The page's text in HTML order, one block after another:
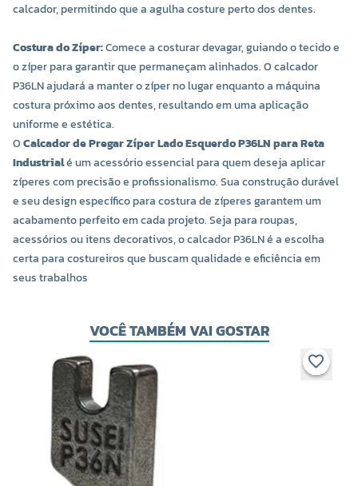
calcador, permitindo que a agulha costure perto dos dentes.
Costura do Zíper:Comece a costurar devagar, guiando o tecido e
o zíper para garantir que permaneçam alinhados. O calcador
P36LN ajudará a manter o zíper no lugar enquanto a máquina
costura próximo aos dentes, resultando em uma aplicação
uniforme e estética.
OCalcador de Pregar Zíper Lado Esquerdo P36LN para Reta
Industrialé um acessório essencial para quem deseja aplicar
zíperes com precisão e profissionalismo. Sua construção durável
e seu design específico para costura de zíperes garantem um
acabamento perfeito em cada projeto. Seja para roupas,
acessórios ou itens decorativos, o calcador P36LN é a escolha
certa para costureiros que buscam qualidade e eficiência em
seus trabalhos
VOCÊ TAMBÉM VAI GOSTAR